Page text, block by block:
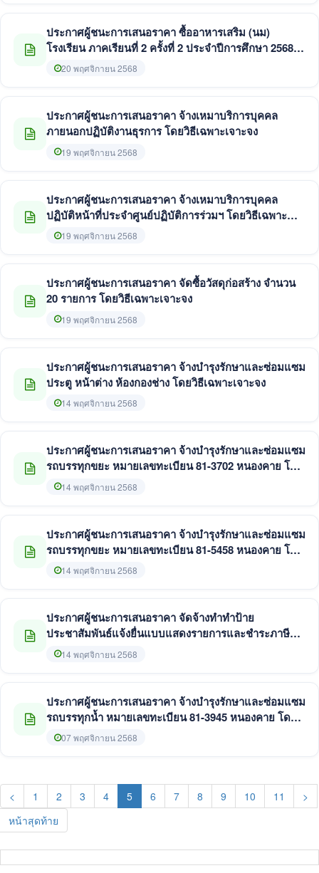
ประกาศผู้ชนะการเสนอราคา ซื้ออาหารเสริม (นม)
โรงเรียน ภาคเรียนที่ 2 ครั้งที่ 2 ประจำปีการศึกษา 2568
โดยวิธีเฉพาะเจาะจง
20 พฤศจิกายน 2568
ประกาศผู้ชนะการเสนอราคา จ้างเหมาบริการบุคคล
ภายนอกปฏิบัติงานธุรการ โดยวิธีเฉพาะเจาะจง
19 พฤศจิกายน 2568
ประกาศผู้ชนะการเสนอราคา จ้างเหมาบริการบุคคล
ปฏิบัติหน้าที่ประจำศูนย์ปฏิบัติการร่วมฯ โดยวิธีเฉพาะ
เจาะจง
19 พฤศจิกายน 2568
ประกาศผู้ชนะการเสนอราคา จัดซื้อวัสดุก่อสร้าง จำนวน
20 รายการ โดยวิธีเฉพาะเจาะจง
19 พฤศจิกายน 2568
ประกาศผู้ชนะการเสนอราคา จ้างบำรุงรักษาและซ่อมแซม
ประตู หน้าต่าง ห้องกองช่าง โดยวิธีเฉพาะเจาะจง
14 พฤศจิกายน 2568
ประกาศผู้ชนะการเสนอราคา จ้างบำรุงรักษาและซ่อมแซม
รถบรรทุกขยะ หมายเลขทะเบียน 81-3702 หนองคาย โดย
วิธีเฉพาะเจาะจง
14 พฤศจิกายน 2568
ประกาศผู้ชนะการเสนอราคา จ้างบำรุงรักษาและซ่อมแซม
รถบรรทุกขยะ หมายเลขทะเบียน 81-5458 หนองคาย โดย
วิธีเฉพาะเจาะจง
14 พฤศจิกายน 2568
ประกาศผู้ชนะการเสนอราคา จัดจ้างทำทำป้าย
ประชาสัมพันธ์แจ้งยื่นแบบแสดงรายการและชำระภาษี
ประจำปี พ.ศ.2569 โดยวิธีเฉพาะเจาะจง
14 พฤศจิกายน 2568
ประกาศผู้ชนะการเสนอราคา จ้างบำรุงรักษาและซ่อมแซม
รถบรรทุกน้ำ หมายเลขทะเบียน 81-3945 หนองคาย โดย
วิธีเฉพาะเจาะจง
07 พฤศจิกายน 2568
< 1 2 3 4 5(current)
6 7 8 9 10 11
>
หน้าสุดท้าย